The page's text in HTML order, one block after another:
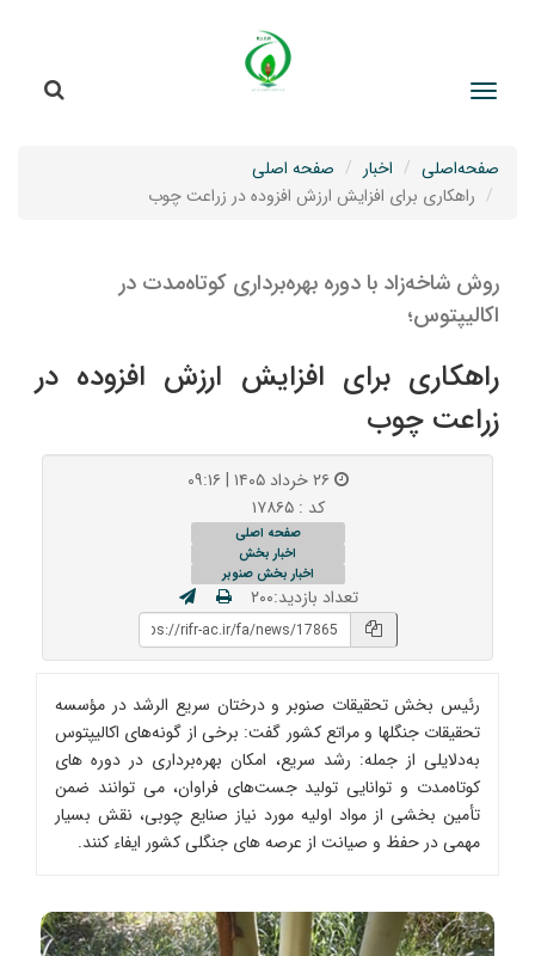
صفحه‌اصلی اخبار
صفحه اصلی
راهکاری برای افزایش ارزش افزوده در زراعت چوب
روش شاخه‌زاد با دوره بهره‌برداری کوتاه‌مدت در
اکالیپتوس؛
راهکاری برای افزایش ارزش افزوده در
زراعت چوب
۲۶ خرداد ۱۴۰۵ | ۰۹:۱۶
کد : ۱۷۸۶۵
صفحه اصلی
اخبار بخش
اخبار بخش صنوبر
تعداد بازدید:۲۰۰
رئیس بخش تحقیقات صنوبر و درختان سریع ‌الرشد در مؤسسه
تحقیقات جنگلها و مراتع کشور گفت: برخی از گونه‌های اکالیپتوس
به‌دلایلی از جمله: رشد سریع، امکان بهره‌برداری در دوره ‌های
کوتاه‌مدت و توانایی تولید جست‌های فراوان، می ‌توانند ضمن
تأمین بخشی از مواد اولیه مورد نیاز صنایع چوبی، نقش بسیار
مهمی در حفظ و صیانت از عرصه‌ های جنگلی کشور ایفاء کنند.